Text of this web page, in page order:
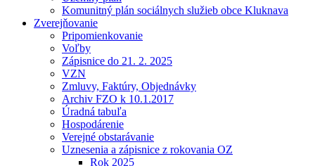
Komunitný plán sociálnych služieb obce Kluknava
Zverejňovanie
Pripomienkovanie
Voľby
Zápisnice do 21. 2. 2025
VZN
Zmluvy, Faktúry, Objednávky
Archiv FZO k 10.1.2017
Úradná tabuľa
Hospodárenie
Verejné obstarávanie
Uznesenia a zápisnice z rokovania OZ
Rok 2025